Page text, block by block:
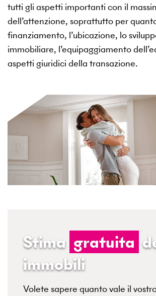
tutti gli aspetti importanti con il
dell’attenzione, soprattutto per
finanziamento, l’ubicazione, lo
immobiliare, l’equipaggiamento
aspetti giuridici della transazione.
Stima gratuita
immobili
Volete sapere quanto vale il